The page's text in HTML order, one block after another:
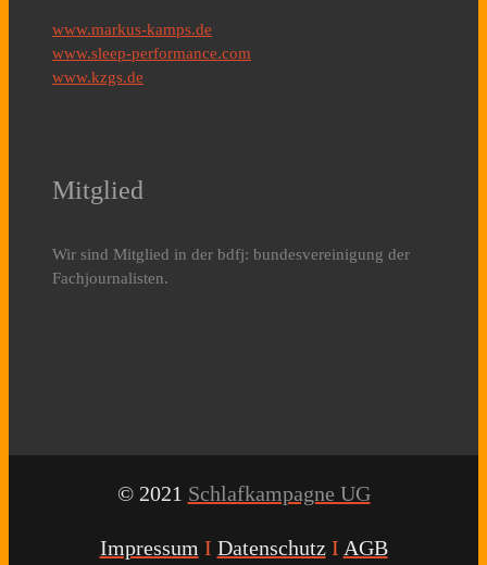
www.markus-kamps.de
www.sleep-performance.com
www.kzgs.de
Mitglied
Wir sind Mitglied in der bdfj: bundesvereinigung der
Fachjournalisten.
© 2021 Schlafkampagne UG
Impressum I Datenschutz I AGB